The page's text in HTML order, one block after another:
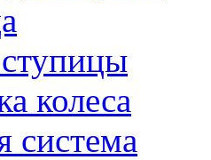
колеса
система